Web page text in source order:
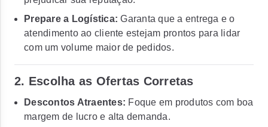
Prepare a Logística: Garanta que a entrega e o
atendimento ao cliente estejam prontos para lidar
com um volume maior de pedidos.
2. Escolha as Ofertas Corretas
Descontos Atraentes: Foque em produtos com boa
margem de lucro e alta demanda.